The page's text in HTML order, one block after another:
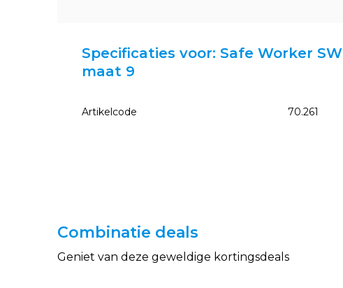
Specificaties voor: Safe Worker
maat 9
Artikelcode 70.261
Combinatie deals
Geniet van deze geweldige kortingsdeals